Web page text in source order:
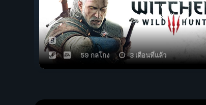
59 กลโกง 3 เดือนที่แล้ว